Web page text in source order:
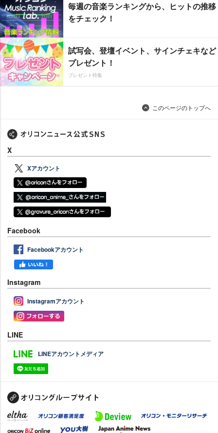
毎週の音楽ランキングから、ヒットの推移
をチェック！
試写会、登壇イベント、サインチェキなど
プレゼント！
プレゼント特集
このページのトップへ
X
Xアカウント
Facebook
Facebookアカウント
Instagram
Instagramアカウント
LINE
LINEアカウントメディア